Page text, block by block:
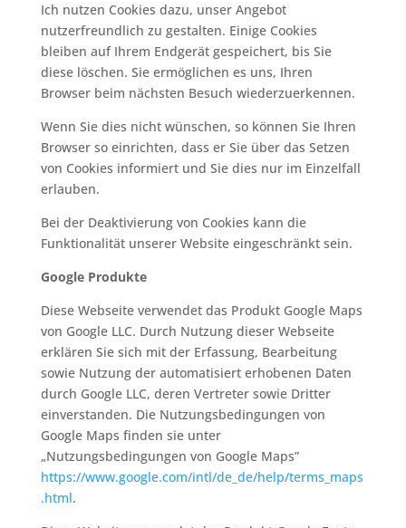
Ich nutzen Cookies dazu, unser Angebot
nutzerfreundlich zu gestalten. Einige Cookies
bleiben auf Ihrem Endgerät gespeichert, bis Sie
diese löschen. Sie ermöglichen es uns, Ihren
Browser beim nächsten Besuch wiederzuerkennen.
Wenn Sie dies nicht wünschen, so können Sie Ihren
Browser so einrichten, dass er Sie über das Setzen
von Cookies informiert und Sie dies nur im Einzelfall
erlauben.
Bei der Deaktivierung von Cookies kann die
Funktionalität unserer Website eingeschränkt sein.
Google Produkte
Diese Webseite verwendet das Produkt Google Maps
von Google LLC. Durch Nutzung dieser Webseite
erklären Sie sich mit der Erfassung, Bearbeitung
sowie Nutzung der automatisiert erhobenen Daten
durch Google LLC, deren Vertreter sowie Dritter
einverstanden. Die Nutzungsbedingungen von
Google Maps finden sie unter
„Nutzungsbedingungen von Google Maps”
https://www.google.com/intl/de_de/help/terms_maps
.html.